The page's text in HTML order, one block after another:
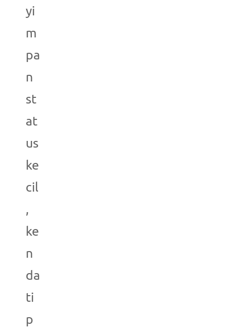
yi
m
pa
n
st
at
us
ke
cil
,
ke
n
da
ti
p